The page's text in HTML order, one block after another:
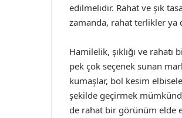
edilmelidir. Rahat ve şık
zamanda, rahat terlikler ya
Hamilelik, şıklığı ve
pek çok seçenek sunan
kumaşlar, bol kesim
şekilde geçirmek
de rahat bir görünüm elde